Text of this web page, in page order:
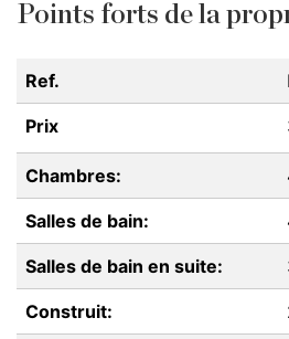
Points forts de la
Ref.
Prix
Chambres:
Salles de bain:
Salles de bain en suite:
Construit: